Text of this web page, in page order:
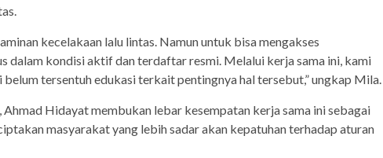
kecelakaan lalu lintas. Namun untuk bisa mengakses
dalam kondisi aktif dan terdaftar resmi. Melalui kerja sama ini, kami
tersentuh edukasi terkait pentingnya hal tersebut,” ungkap Mila.
Hidayat membukan lebar kesempatan kerja sama ini sebagai
masyarakat yang lebih sadar akan kepatuhan terhadap aturan